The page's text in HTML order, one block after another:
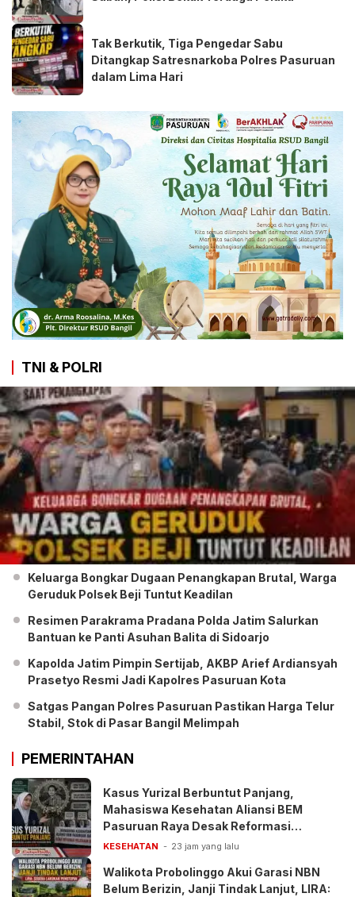
Tak Berkutik, Tiga Pengedar Sabu
Ditangkap Satresnarkoba Polres Pasuruan
dalam Lima Hari
TNI & POLRI
Keluarga Bongkar Dugaan Penangkapan Brutal, Warga
Geruduk Polsek Beji Tuntut Keadilan
Resimen Parakrama Pradana Polda Jatim Salurkan
Bantuan ke Panti Asuhan Balita di Sidoarjo
Kapolda Jatim Pimpin Sertijab, AKBP Arief Ardiansyah
Prasetyo Resmi Jadi Kapolres Pasuruan Kota
Satgas Pangan Polres Pasuruan Pastikan Harga Telur
Stabil, Stok di Pasar Bangil Melimpah
PEMERINTAHAN
Kasus Yurizal Berbuntut Panjang,
Mahasiswa Kesehatan Aliansi BEM
Pasuruan Raya Desak Reformasi
Pelayanan BPJS
KESEHATAN 23 jam yang lalu
Walikota Probolinggo Akui Garasi NBN
Belum Berizin, Janji Tindak Lanjut, LIRA: